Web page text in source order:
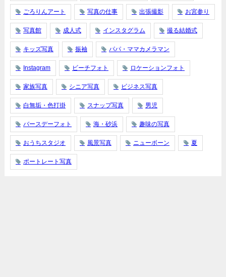
ごろりんアート 写真の仕事 出張撮影 お宮参り
写真館 成人式 インスタグラム 撮る結婚式
キッズ写真 振袖 パパ・ママカメラマン
Instagram ビーチフォト ロケーションフォト
家族写真 シニア写真 ビジネス写真
白無垢・色打掛 スナップ写真 男児
バースデーフォト 海・砂浜 趣味の写真
おうちスタジオ 風景写真 ニューボーン 夏
ポートレート写真